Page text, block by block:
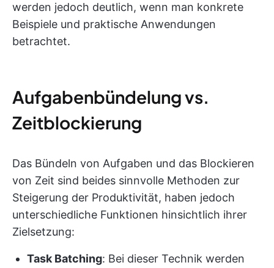
werden jedoch deutlich, wenn man konkrete
Beispiele und praktische Anwendungen
betrachtet.
Aufgabenbündelung vs.
Zeitblockierung
Das Bündeln von Aufgaben und das Blockieren
von Zeit sind beides sinnvolle Methoden zur
Steigerung der Produktivität, haben jedoch
unterschiedliche Funktionen hinsichtlich ihrer
Zielsetzung:
Task Batching: Bei dieser Technik werden